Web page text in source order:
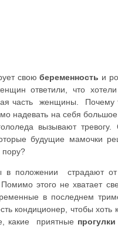
своюбеременность и
ответили, что
часть женщины.
Почему
надевать на себя
вызывают
будущие мамочки
в положении страдают от
этого не хватает
в последнем
кондиционер, чтобы
какие приятные прогулки